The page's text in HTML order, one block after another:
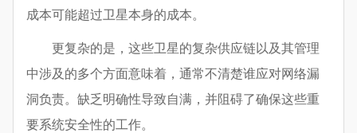
成本可能超过卫星本身的成本。
更复杂的是，这些卫星的复杂供应链以及其管理
中涉及的多个方面意味着，通常不清楚谁应对网络漏
洞负责。缺乏明确性导致自满，并阻碍了确保这些重
要系统安全性的工作。